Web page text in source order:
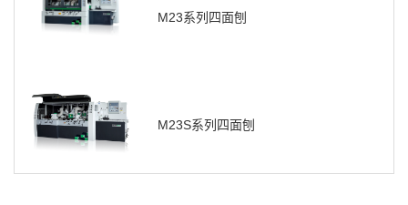
M23系列四面刨
M23S系列四面刨